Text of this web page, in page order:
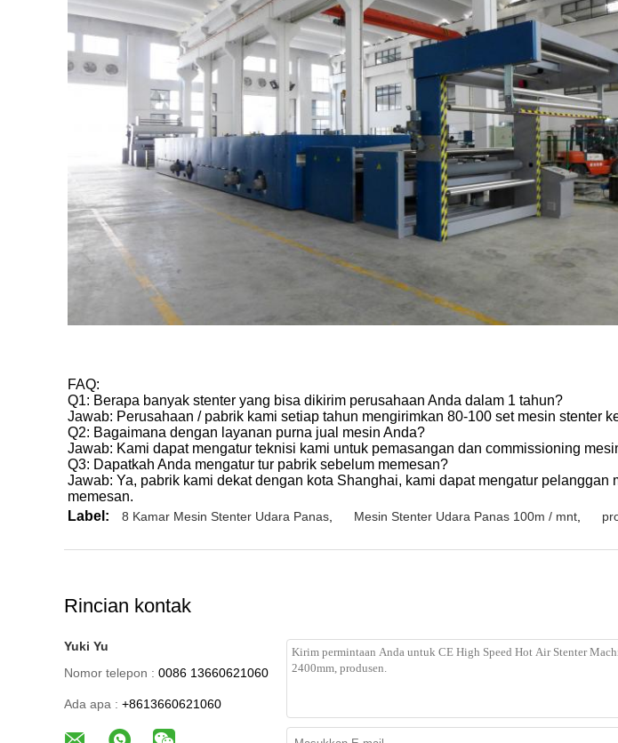
FAQ:
Q1: Berapa banyak stenter yang bisa dikirim perusahaan Anda dalam 1 tahun?
Jawab: Perusahaan / pabrik kami setiap tahun mengirimkan 80-100 set mesin stenter
Q2: Bagaimana dengan layanan purna jual mesin Anda?
Jawab: Kami dapat mengatur teknisi kami untuk pemasangan dan commissioning
Q3: Dapatkah Anda mengatur tur pabrik sebelum memesan?
Jawab: Ya, pabrik kami dekat dengan kota Shanghai, kami dapat mengatur
memesan.
Label:
8 Kamar Mesin Stenter Udara Panas Mesin Stenter Udara Panas 100m / mnt
Rincian kontak
Yuki Yu
Nomor telepon : 0086 13660621060
Ada apa : +8613660621060